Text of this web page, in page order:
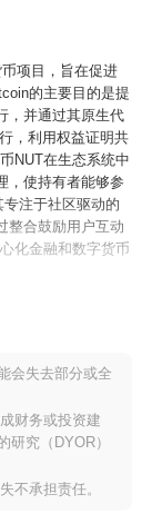
项目，旨在促进
的主要目的是提
，并通过其原生代
，利用权益证明共
NUT在生态系统中
，使持有者能够参
注于社区驱动的
整合鼓励用户互动
化金融和数字货币
测试网，允许开
Nutcoin于2021
币市场。 早期开
用户参与和社区参
2021年7月进行，
的情况下获取代
在接下来的几个月
会失去部分或全
财务或投资建
究（DYOR）
不承担责任。